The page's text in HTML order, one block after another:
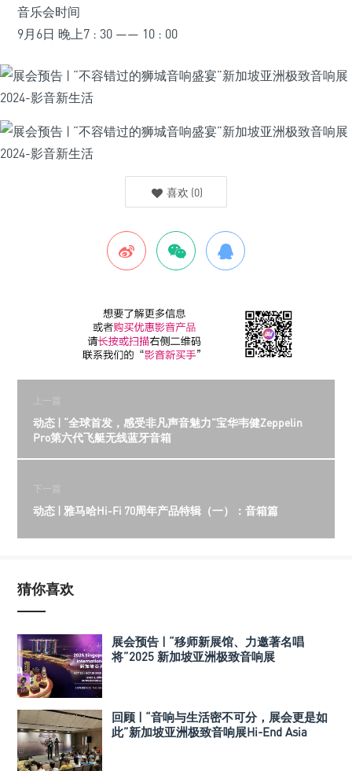
音乐会时间
9月6日 晚上7 : 30 —— 10 : 00
喜欢 (0)
上一篇
动态 | “全球首发，感受非凡声音魅力”宝华韦健Zeppelin
Pro第六代飞艇无线蓝牙音箱
下一篇
动态 | 雅马哈Hi-Fi 70周年产品特辑（一）：音箱篇
猜你喜欢
展会预告 | “移师新展馆、力邀著名唱
将”2025 新加坡亚洲极致音响展
回顾 | “音响与生活密不可分，展会更是如
此”新加坡亚洲极致音响展Hi-End Asia